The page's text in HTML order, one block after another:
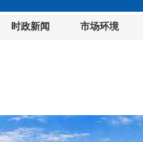
时政新闻 市场环境